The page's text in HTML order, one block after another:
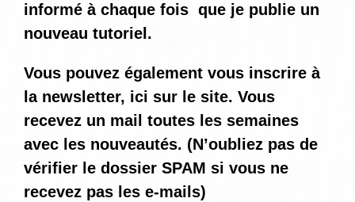
informé à chaque fois que je publie un
nouveau tutoriel.
Vous pouvez également vous inscrire à
la newsletter, ici sur le site. Vous
recevez un mail toutes les semaines
avec les nouveautés. (N’oubliez pas de
vérifier le dossier SPAM si vous ne
recevez pas les e-mails)